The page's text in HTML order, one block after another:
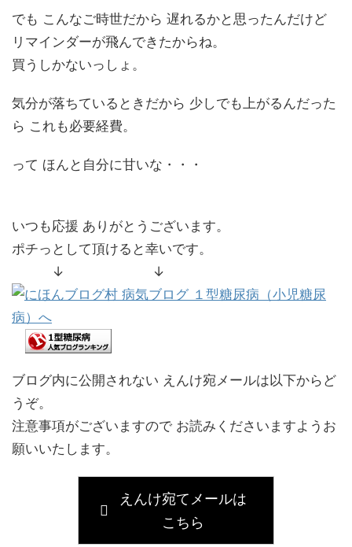
でも こんなご時世だから 遅れるかと思ったんだけど
リマインダーが飛んできたからね。
買うしかないっしょ。
気分が落ちているときだから 少しでも上がるんだった
ら これも必要経費。
って ほんと自分に甘いな・・・
いつも応援 ありがとうございます。
ポチっとして頂けると幸いです。
↓ ↓
ブログ内に公開されない えんけ宛メールは以下からど
うぞ。
注意事項がございますので お読みくださいますようお
願いいたします。
えんけ宛てメールは
こちら